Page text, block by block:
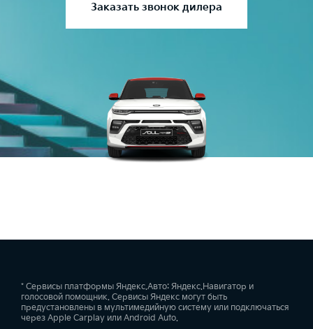
Заказать звонок дилера
* Сервисы платформы Яндекс.Авто: Яндекс.Навигатор и
голосовой помощник. Сервисы Яндекс могут быть
предустановлены в мультимедийную систему или подключаться
через Apple Carplay или Android Auto.